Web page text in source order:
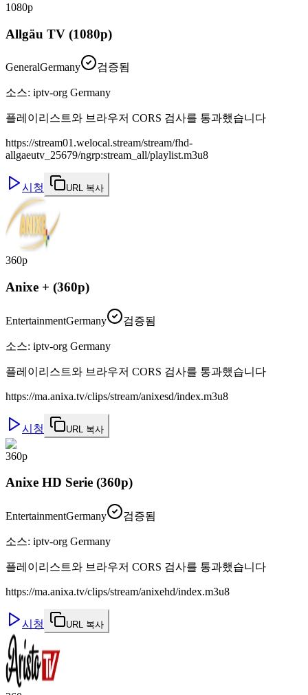
1080p
Allgäu TV (1080p)
GeneralGermany 검증됨
소스: iptv-org Germany
플레이리스트와 브라우저 CORS 검사를 통과했습니다
https://stream01.welocal.stream/stream/fhd-
allgaeutv_25679/ngrp:stream_all/playlist.m3u8
시청 URL 복사
360p
Anixe + (360p)
EntertainmentGermany 검증됨
소스: iptv-org Germany
플레이리스트와 브라우저 CORS 검사를 통과했습니다
https://ma.anixa.tv/clips/stream/anixesd/index.m3u8
시청 URL 복사
360p
Anixe HD Serie (360p)
EntertainmentGermany 검증됨
소스: iptv-org Germany
플레이리스트와 브라우저 CORS 검사를 통과했습니다
https://ma.anixa.tv/clips/stream/anixehd/index.m3u8
시청 URL 복사